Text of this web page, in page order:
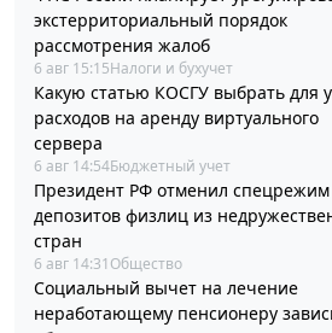
экстерриториальный порядок
рассмотрения жалоб
6 авг 15:15Налоги и бухучет
Какую статью КОСГУ выбрать для
расходов на аренду виртуального
сервера
6 авг 14:54Бюджетный учет
Президент РФ отменил спецрежим
депозитов физлиц из
стран
6 авг 14:31 Общество
Социальный вычет на лечение
неработающему пенсионеру